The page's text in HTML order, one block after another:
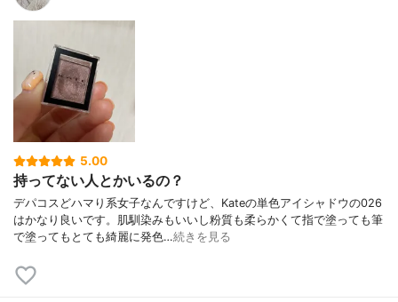
5.00
持ってない人とかいるの？
デパコスどハマり系女子なんですけど、Kateの単色アイシャドウの026
はかなり良いです。肌馴染みもいいし粉質も柔らかくて指で塗っても筆
で塗ってもとても綺麗に発色…続きを見る